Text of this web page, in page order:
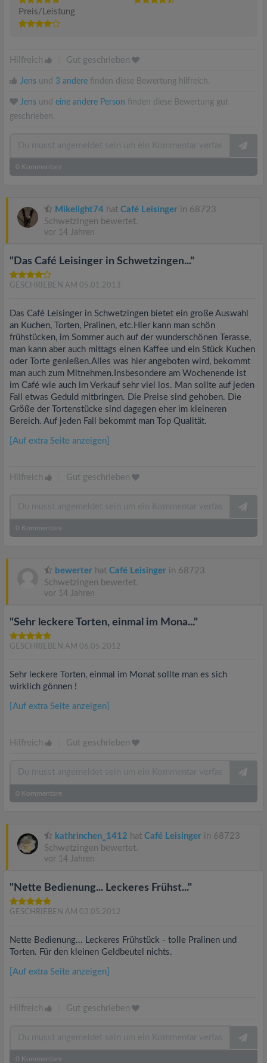
Preis/Leistung
Hilfreich Gut geschrieben
Jens und 3 andere finden diese Bewertung hilfreich.
Jens und eine andere Person finden diese Bewertung gut
geschrieben.
0 Kommentare
Mikelight74 hat Café Leisinger in 68723
Schwetzingen bewertet.
vor 14 Jahren
"Das Café Leisinger in Schwetzingen..."
GESCHRIEBEN AM 05.01.2013
Das Café Leisinger in Schwetzingen bietet ein große Auswahl
an Kuchen, Torten, Pralinen, etc.Hier kann man schön
frühstücken, im Sommer auch auf der wunderschönen Terasse,
man kann aber auch mittags einen Kaffee und ein Stück Kuchen
oder Torte genießen.Alles was hier angeboten wird, bekommt
man auch zum Mitnehmen.Insbesondere am Wochenende ist
im Café wie auch im Verkauf sehr viel los. Man sollte auf jeden
Fall etwas Geduld mitbringen. Die Preise sind gehoben. Die
Größe der Tortenstücke sind dagegen eher im kleineren
Bereich. Auf jeden Fall bekommt man Top Qualität.
[Auf extra Seite anzeigen]
Hilfreich Gut geschrieben
0 Kommentare
bewerter hat Café Leisinger in 68723
Schwetzingen bewertet.
vor 14 Jahren
"Sehr leckere Torten, einmal im Mona..."
GESCHRIEBEN AM 06.05.2012
Sehr leckere Torten, einmal im Monat sollte man es sich
wirklich gönnen !
[Auf extra Seite anzeigen]
Hilfreich Gut geschrieben
0 Kommentare
kathrinchen_1412 hat Café Leisinger in 68723
Schwetzingen bewertet.
vor 14 Jahren
"Nette Bedienung... Leckeres Frühst..."
GESCHRIEBEN AM 03.05.2012
Nette Bedienung... Leckeres Frühstück - tolle Pralinen und
Torten. Für den kleinen Geldbeutel nichts.
[Auf extra Seite anzeigen]
Hilfreich Gut geschrieben
0 Kommentare